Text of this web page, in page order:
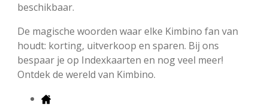
beschikbaar.
De magische woorden waar elke Kimbino fan van
houdt: korting, uitverkoop en sparen. Bij ons
bespaar je op Indexkaarten en nog veel meer!
Ontdek de wereld van Kimbino.